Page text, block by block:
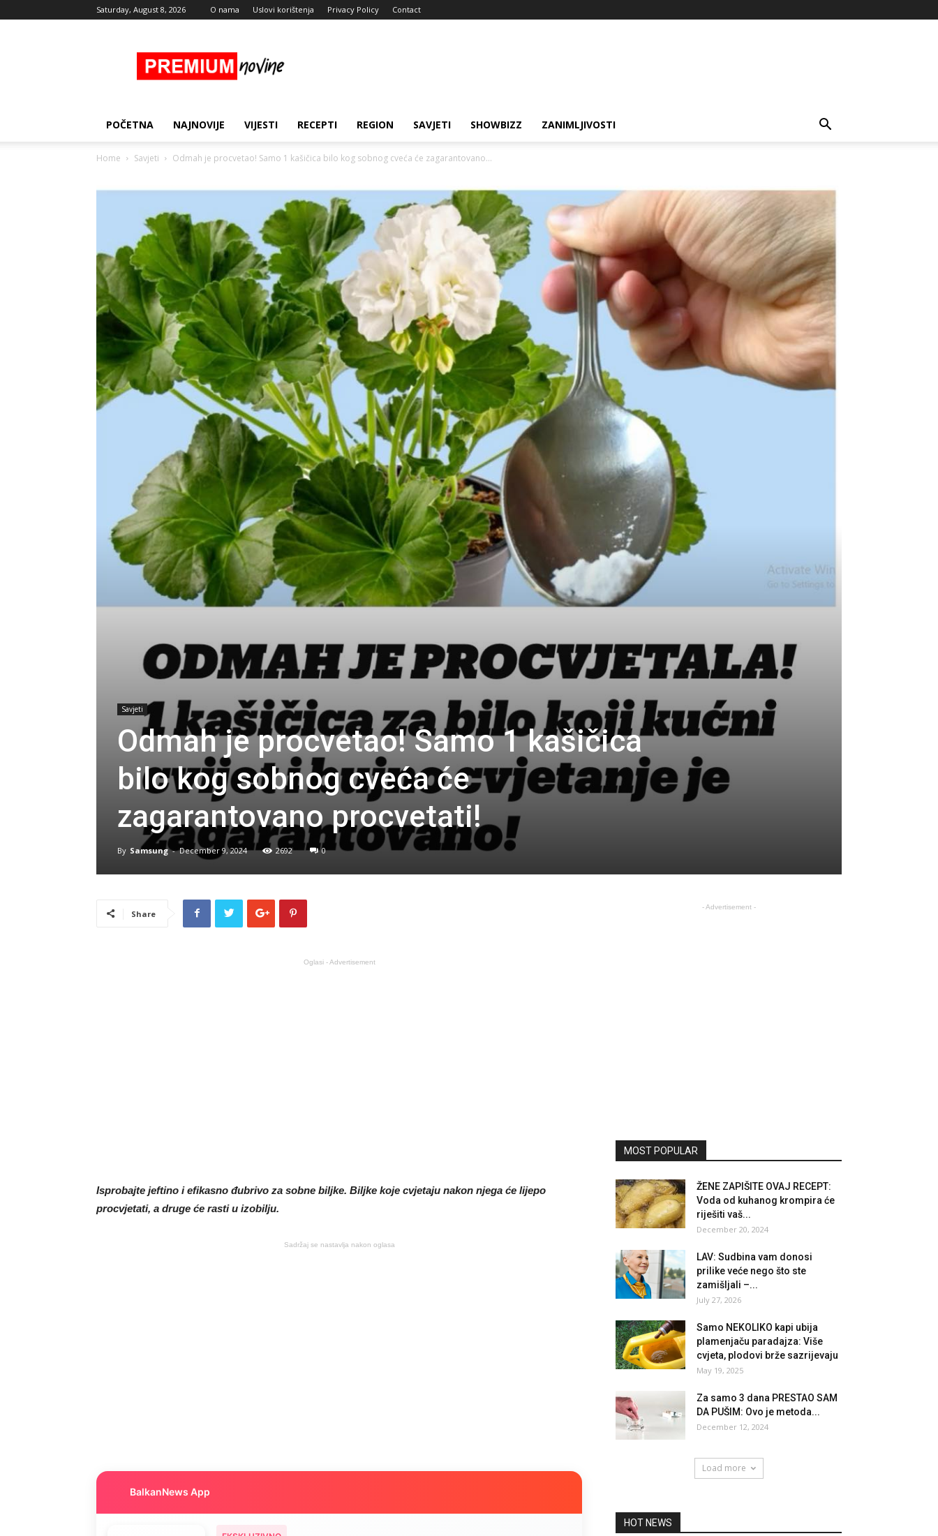
Saturday, August 8, 2026 O nama Uslovi korištenja Privacy Policy Contact
Novine
POČETNA NAJNOVIJE VIJESTI RECEPTI REGION SAVJETI SHOWBIZZ ZANIMLJIVOSTI
Home Savjeti Odmah je procvetao! Samo 1 kašičica bilo kog sobnog cveća će zagarantovano...
Savjeti
Odmah je procvetao! Samo 1 kašičica
bilo kog sobnog cveća će
zagarantovano procvetati!
By Samsung - December 9, 2024 2692 0
Share
Oglasi - Advertisement
Isprobajte jeftino i efikasno đubrivo za sobne biljke. Biljke koje cvjetaju nakon njega će lijepo
procvjetati, a druge će rasti u izobilju.
Sadržaj se nastavlja nakon oglasa
BalkanNews App
- Advertisement -
MOST POPULAR
ŽENE ZAPIŠITE OVAJ RECEPT:
Voda od kuhanog krompira će
riješiti vaš...
December 20, 2024
LAV: Sudbina vam donosi
prilike veće nego što ste
zamišljali –...
July 27, 2026
Samo NEKOLIKO kapi ubija
plamenjaču paradajza: Više
cvjeta, plodovi brže sazrijevaju
May 19, 2025
Za samo 3 dana PRESTAO SAM
DA PUŠIM: Ovo je metoda...
December 12, 2024
Load more
HOT NEWS